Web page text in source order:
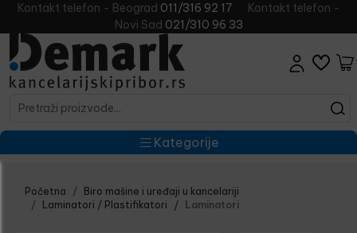
Kontakt telefon - Beograd 011/316 92 17
Kontakt telefon -
Novi Sad 021/310 96 33
Kategorije
Početna
Biro mašine i uređaji u kancelariji
Laminatori / Plastifikatori
Laminatori